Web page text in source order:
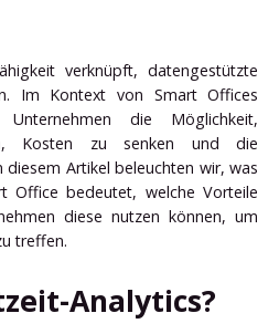
verknüpft, datengestützte
Im Kontext von Smart Offices
Unternehmen die Möglichkeit,
Kosten zu senken und die
Artikel beleuchten wir, was
Office bedeutet, welche Vorteile
diese nutzen können, um
treffen.
Analytics?